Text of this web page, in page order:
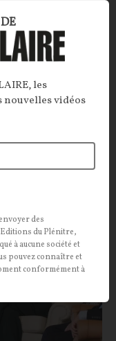
la grande
valeur
qui
les
nouvelles vidéos
des
du Plénitre,
à aucune société et
pouvez connaître et
conformément à